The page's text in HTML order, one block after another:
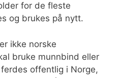
for de fleste
og brukes på nytt.
ikke norske
bruke munnbind eller
offentlig i Norge,